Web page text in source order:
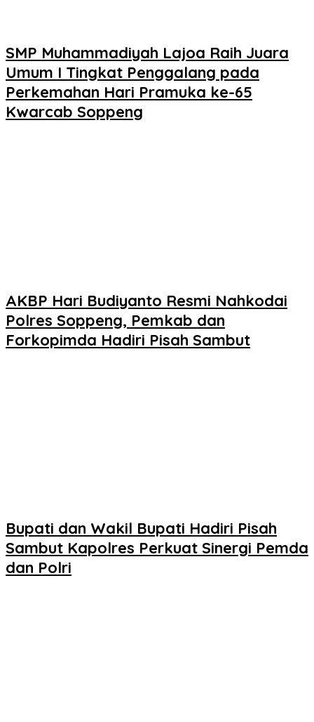
SMP Muhammadiyah Lajoa Raih Juara
Umum I Tingkat Penggalang pada
Perkemahan Hari Pramuka ke-65
Kwarcab Soppeng
AKBP Hari Budiyanto Resmi Nahkodai
Polres Soppeng, Pemkab dan
Forkopimda Hadiri Pisah Sambut
Bupati dan Wakil Bupati Hadiri Pisah
Sambut Kapolres Perkuat Sinergi Pemda
dan Polri